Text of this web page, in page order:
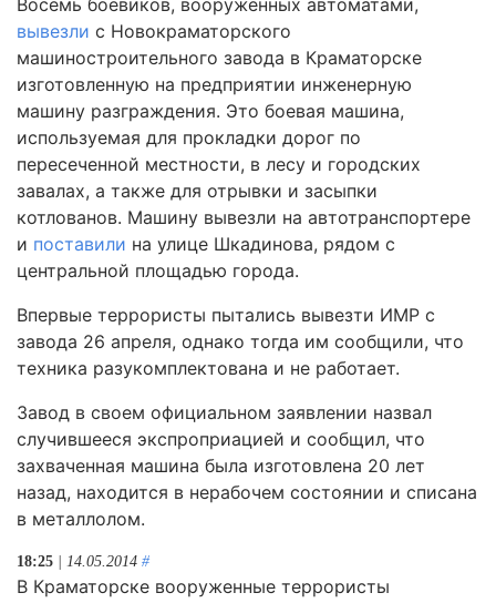
Восемь боевиков, вооруженных автоматами,
вывезли с Новокраматорского
машиностроительного завода в Краматорске
изготовленную на предприятии инженерную
машину разграждения. Это боевая машина,
используемая для прокладки дорог по
пересеченной местности, в лесу и городских
завалах, а также для отрывки и засыпки
котлованов. Машину вывезли на автотранспортере
и поставили на улице Шкадинова, рядом с
центральной площадью города.
Впервые террористы пытались вывезти ИМР с
завода 26 апреля, однако тогда им сообщили, что
техника разукомплектована и не работает.
Завод в своем официальном заявлении назвал
случившееся экспроприацией и сообщил, что
захваченная машина была изготовлена 20 лет
назад, находится в нерабочем состоянии и списана
в металлолом.
18:25 | 14.05.2014 #
В Краматорске вооруженные террористы